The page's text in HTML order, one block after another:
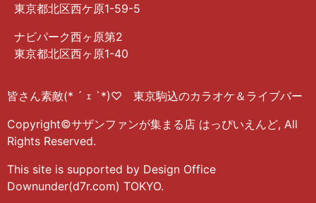
東京都北区西ケ原1-59-5
ナビパーク西ヶ原第2
東京都北区西ヶ原1-40
皆さん素敵(* ´ ｪ `*)♡ 東京駒込のカラオケ＆ライブバー
Copyright©サザンファンが集まる店 はっぴいえんど, All
Rights Reserved.
This site is supported by Design Office
Downunder(d7r.com) TOKYO.